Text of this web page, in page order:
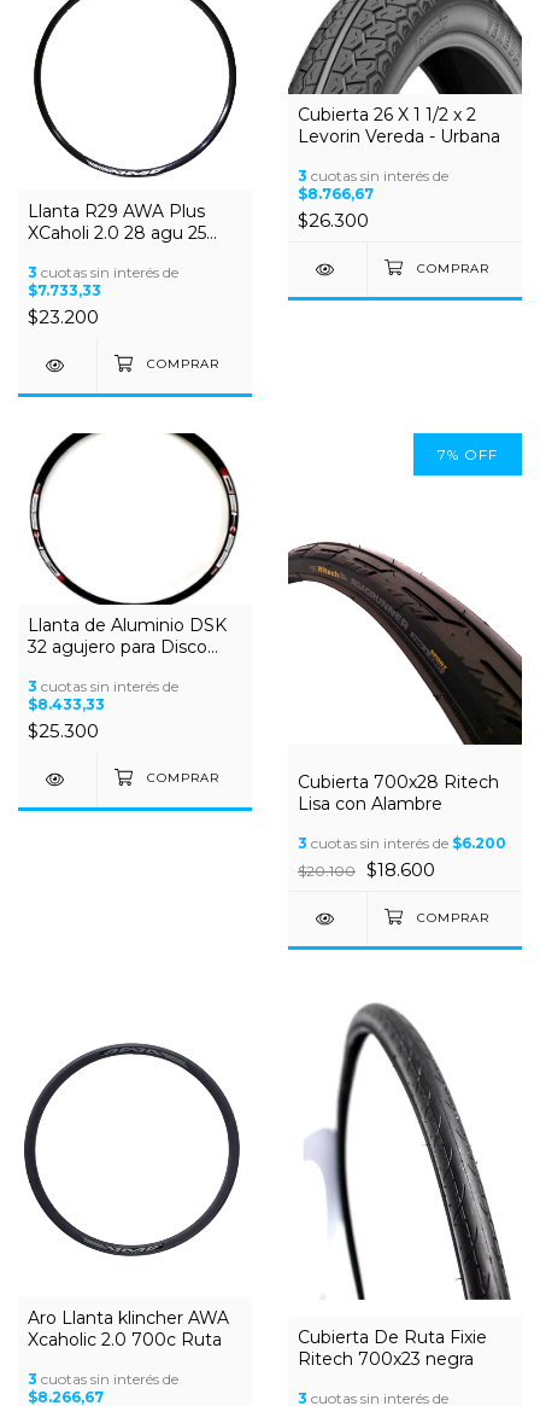
Llanta R29 AWA Plus
XCaholi 2.0 28 agu 25
3 cuotas sin interés de
$7.733,33
$23.200
Cubierta 26 X 1 1/2 x 2
Levorin Vereda - Urbana
3 cuotas sin interés de
$8.766,67
$26.300
Llanta de Aluminio DSK
32 agujero para Disco
3 cuotas sin interés de
$8.433,33
$25.300
7% OFF
Cubierta 700x28 Ritech
Lisa con Alambre
3 cuotas sin interés de $6.200
$20.100 $18.600
Aro Llanta klincher AWA
Xcaholic 2.0 700c Ruta
3 cuotas sin interés de
$8.266,67
Cubierta De Ruta Fixie
Ritech 700x23 negra
3 cuotas sin interés de